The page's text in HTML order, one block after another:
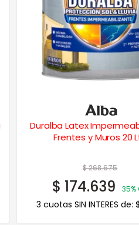
Duralba Latex
Frentes y Muros 20
$268.675
$ 174.639 35%
3 cuotas SIN INTERES de: $